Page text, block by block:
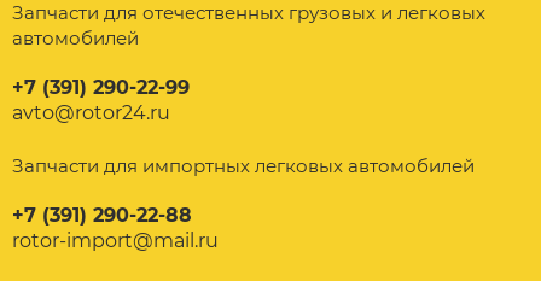
Запчасти для отечественных грузовых и легковых
автомобилей
+7 (391) 290-22-99
avto@rotor24.ru
Запчасти для импортных легковых автомобилей
+7 (391) 290-22-88
rotor-import@mail.ru